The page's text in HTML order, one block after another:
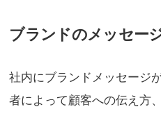
ブランドのメッセー
社内にブランドメッセージ
者によって顧客への伝え方